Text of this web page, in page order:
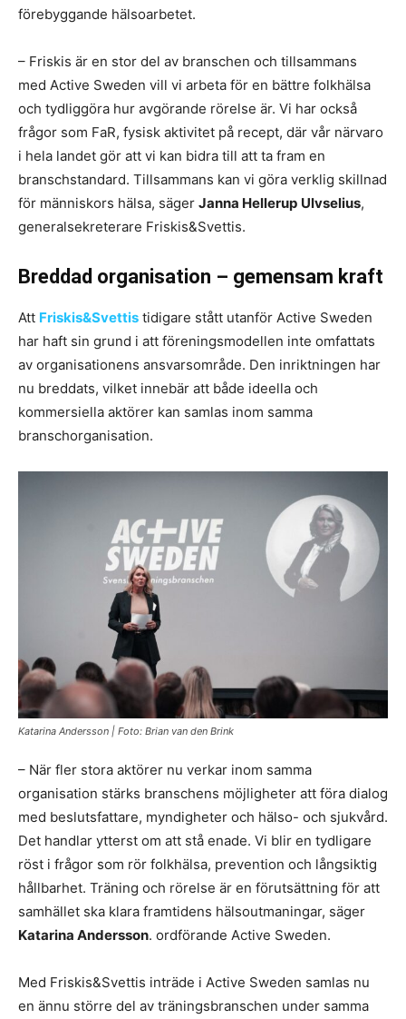
förebyggande hälsoarbetet.
– Friskis är en stor del av branschen och tillsammans
med Active Sweden vill vi arbeta för en bättre folkhälsa
och tydliggöra hur avgörande rörelse är. Vi har också
frågor som FaR, fysisk aktivitet på recept, där vår närvaro
i hela landet gör att vi kan bidra till att ta fram en
branschstandard. Tillsammans kan vi göra verklig skillnad
för människors hälsa, säger Janna Hellerup Ulvselius,
generalsekreterare Friskis&Svettis.
Breddad organisation – gemensam kraft
Att Friskis&Svettis tidigare stått utanför Active Sweden
har haft sin grund i att föreningsmodellen inte omfattats
av organisationens ansvarsområde. Den inriktningen har
nu breddats, vilket innebär att både ideella och
kommersiella aktörer kan samlas inom samma
branschorganisation.
Katarina Andersson | Foto: Brian van den Brink
– När fler stora aktörer nu verkar inom samma
organisation stärks branschens möjligheter att föra dialog
med beslutsfattare, myndigheter och hälso- och sjukvård.
Det handlar ytterst om att stå enade. Vi blir en tydligare
röst i frågor som rör folkhälsa, prevention och långsiktig
hållbarhet. Träning och rörelse är en förutsättning för att
samhället ska klara framtidens hälsoutmaningar, säger
Katarina Andersson. ordförande Active Sweden.
Med Friskis&Svettis inträde i Active Sweden samlas nu
en ännu större del av träningsbranschen under samma